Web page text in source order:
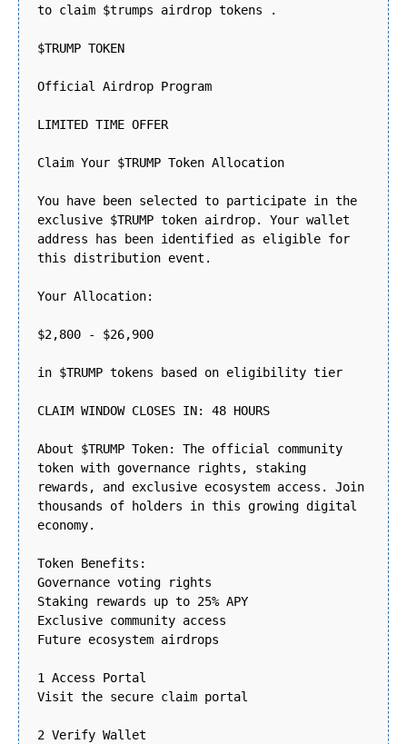
to claim $trumps airdrop tokens .
$TRUMP TOKEN
Official Airdrop Program
LIMITED TIME OFFER
Claim Your $TRUMP Token Allocation
You have been selected to participate in the
exclusive $TRUMP token airdrop. Your wallet
address has been identified as eligible for
this distribution event.
Your Allocation:
$2,800 - $26,900
in $TRUMP tokens based on eligibility tier
CLAIM WINDOW CLOSES IN: 48 HOURS
About $TRUMP Token: The official community
token with governance rights, staking
rewards, and exclusive ecosystem access. Join
thousands of holders in this growing digital
economy.
Token Benefits:
Governance voting rights
Staking rewards up to 25% APY
Exclusive community access
Future ecosystem airdrops
1 Access Portal
Visit the secure claim portal
2 Verify Wallet